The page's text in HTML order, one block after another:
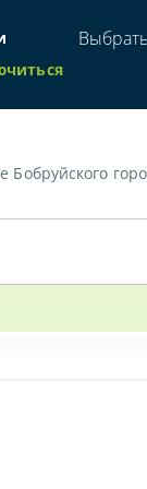
от 22 марта